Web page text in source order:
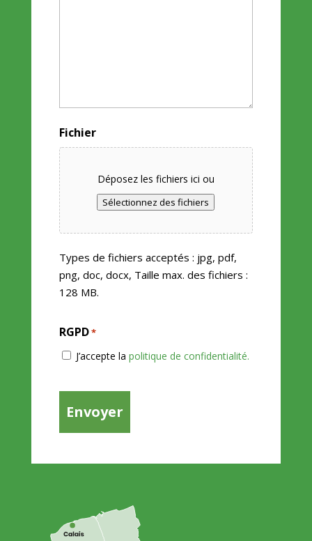
Fichier
Déposez les fichiers ici ou
Sélectionnez des fichiers
Types de fichiers acceptés : jpg, pdf,
png, doc, docx, Taille max. des fichiers :
128 MB.
RGPD*
J’accepte la politique de confidentialité.